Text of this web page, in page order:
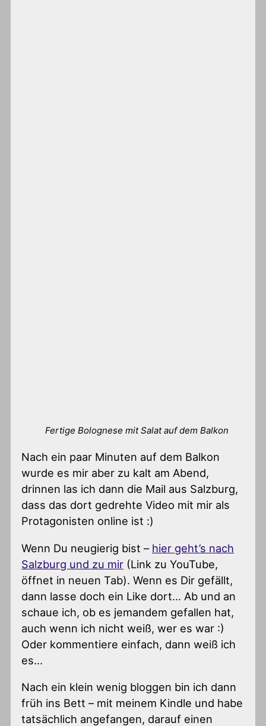
Fertige Bolognese mit Salat auf dem Balkon
Nach ein paar Minuten auf dem Balkon
wurde es mir aber zu kalt am Abend,
drinnen las ich dann die Mail aus Salzburg,
dass das dort gedrehte Video mit mir als
Protagonisten online ist :)
Wenn Du neugierig bist – hier geht’s nach
Salzburg und zu mir (Link zu YouTube,
öffnet in neuen Tab). Wenn es Dir gefällt,
dann lasse doch ein Like dort… Ab und an
schaue ich, ob es jemandem gefallen hat,
auch wenn ich nicht weiß, wer es war :)
Oder kommentiere einfach, dann weiß ich
es…
Nach ein klein wenig bloggen bin ich dann
früh ins Bett – mit meinem Kindle und habe
tatsächlich angefangen, darauf einen